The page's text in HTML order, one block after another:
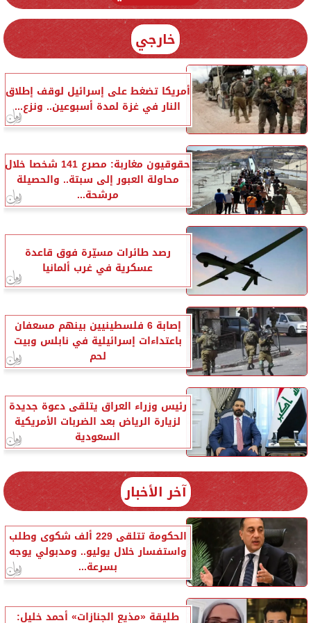
خارجي
أمريكا تضغط على إسرائيل لوقف إطلاق
النار في غزة لمدة أسبوعين.. ونزع...
حقوقيون مغاربة: مصرع 141 شخصا خلال
محاولة العبور إلى سبتة.. والحصيلة
مرشحة...
رصد طائرات مسيّرة فوق قاعدة
عسكرية في غرب ألمانيا
إصابة 6 فلسطينيين بينهم مسعفان
باعتداءات إسرائيلية في نابلس وبيت
لحم
رئيس وزراء العراق يتلقى دعوة جديدة
لزيارة الرياض بعد الضربات الأمريكية
السعودية
آخر الأخبار
الحكومة تتلقى 229 ألف شكوى وطلب
واستفسار خلال يوليو.. ومدبولي يوجه
بسرعة...
طليقة «مذيع الجنازات» أحمد خليل: